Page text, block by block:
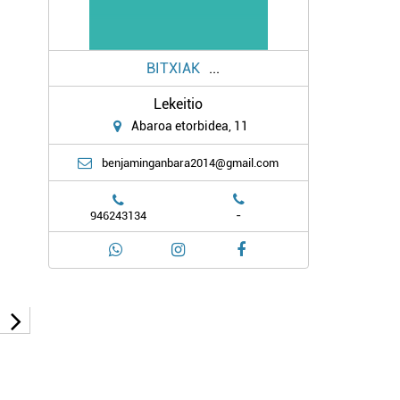
BITXIAK ...
Lekeitio
Abaroa etorbidea, 11
benjaminganbara2014@gmail.com
946243134 -